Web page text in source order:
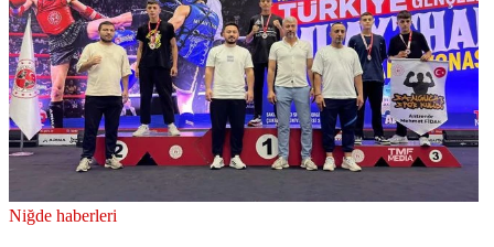
Niğde haberleri